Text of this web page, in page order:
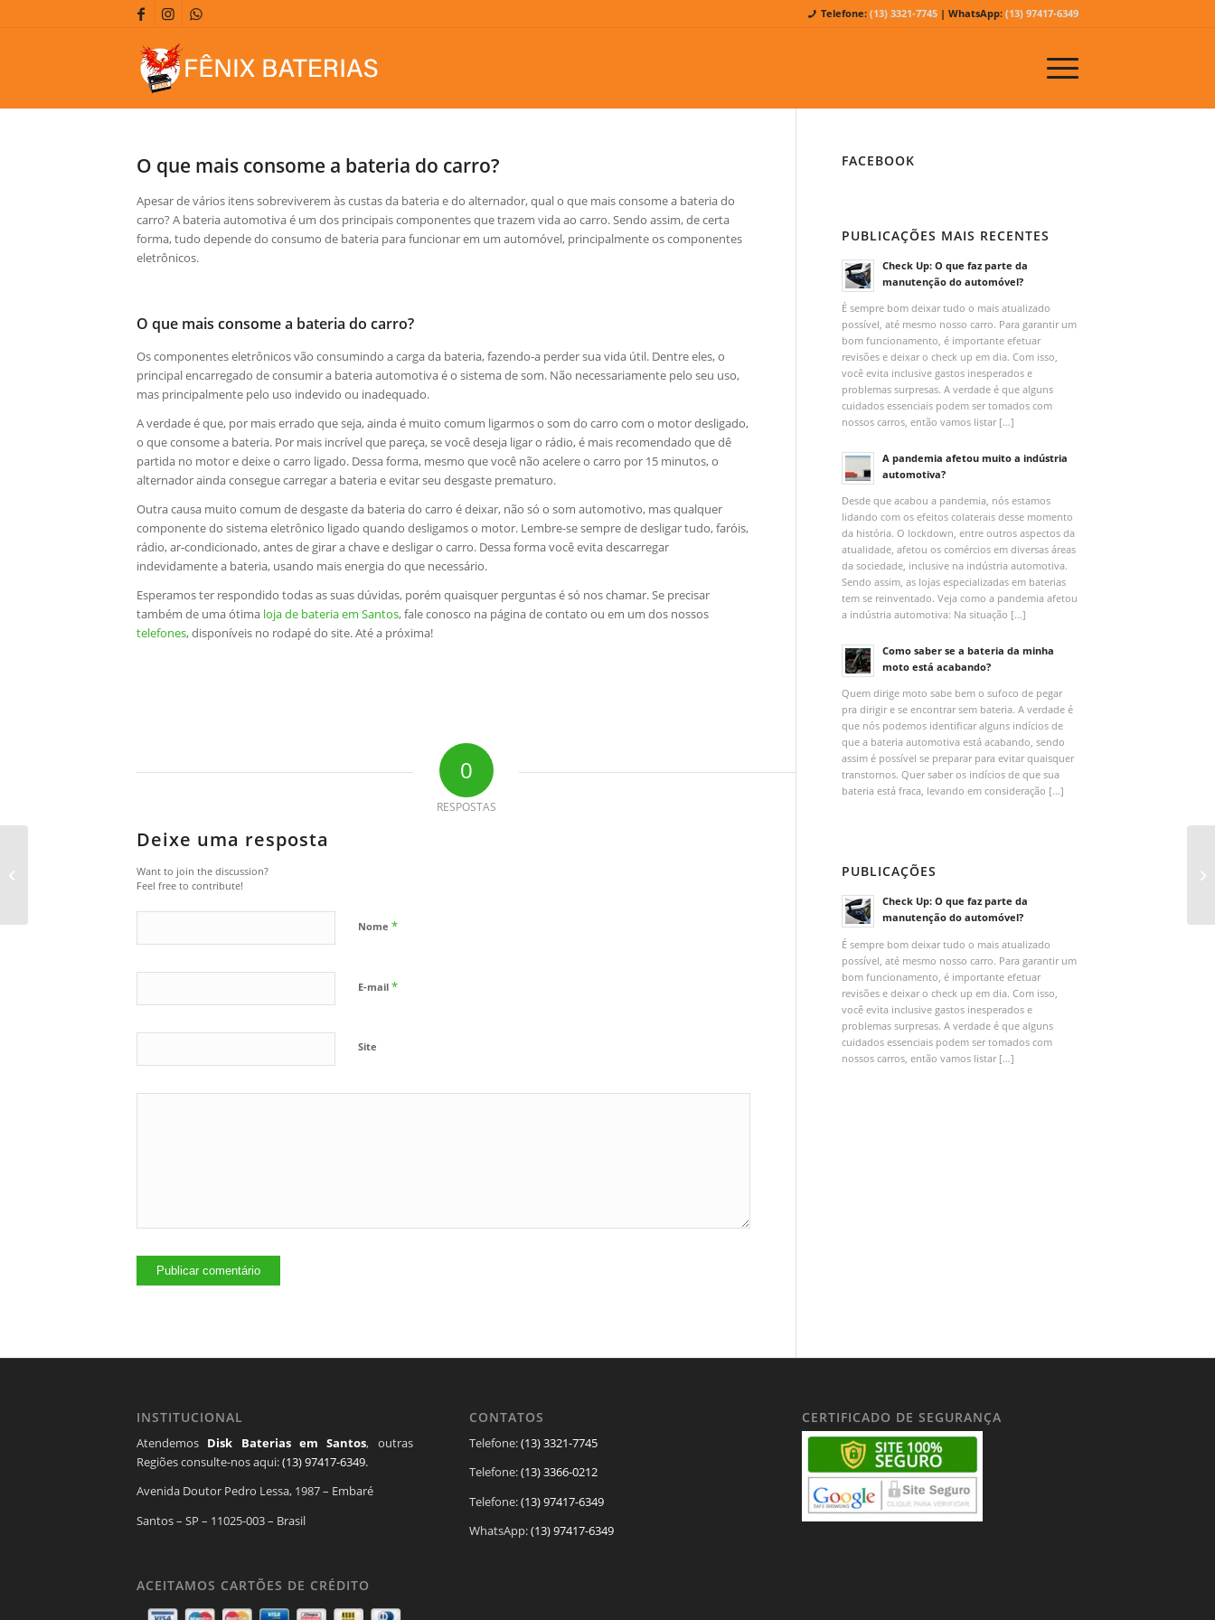
Telefone:(13) 3321-7745 | WhatsApp:(13) 97417-6349
O que mais consome a bateria do carro?
Apesar de vários itens sobreviverem às custas da bateria e do alternador, qual o que mais consome a bateria do
carro? A bateria automotiva é um dos principais componentes que trazem vida ao carro. Sendo assim, de certa
forma, tudo depende do consumo de bateria para funcionar em um automóvel, principalmente os componentes
eletrônicos.
O que mais consome a bateria do carro?
Os componentes eletrônicos vão consumindo a carga da bateria, fazendo-a perder sua vida útil. Dentre eles, o
principal encarregado de consumir a bateria automotiva é o sistema de som. Não necessariamente pelo seu uso,
mas principalmente pelo uso indevido ou inadequado.
A verdade é que, por mais errado que seja, ainda é muito comum ligarmos o som do carro com o motor desligado,
o que consome a bateria. Por mais incrível que pareça, se você deseja ligar o rádio, é mais recomendado que dê
partida no motor e deixe o carro ligado. Dessa forma, mesmo que você não acelere o carro por 15 minutos, o
alternador ainda consegue carregar a bateria e evitar seu desgaste prematuro.
Outra causa muito comum de desgaste da bateria do carro é deixar, não só o som automotivo, mas qualquer
componente do sistema eletrônico ligado quando desligamos o motor. Lembre-se sempre de desligar tudo, faróis,
rádio, ar-condicionado, antes de girar a chave e desligar o carro. Dessa forma você evita descarregar
indevidamente a bateria, usando mais energia do que necessário.
Esperamos ter respondido todas as suas dúvidas, porém quaisquer perguntas é só nos chamar. Se precisar
também de uma ótima loja de bateria em Santos, fale conosco na página de contato ou em um dos nossos
telefones, disponíveis no rodapé do site. Até a próxima!
0
RESPOSTAS
Deixe uma resposta
Want to join the discussion?
Feel free to contribute!
Nome *
E-mail *
Site
FACEBOOK
PUBLICAÇÕES MAIS RECENTES
Check Up: O que faz parte da
manutenção do automóvel?
É sempre bom deixar tudo o mais atualizado
possível, até mesmo nosso carro. Para garantir um
bom funcionamento, é importante efetuar
revisões e deixar o check up em dia. Com isso,
você evita inclusive gastos inesperados e
problemas surpresas. A verdade é que alguns
cuidados essenciais podem ser tomados com
nossos carros, então vamos listar […]
A pandemia afetou muito a indústria
automotiva?
Desde que acabou a pandemia, nós estamos
lidando com os efeitos colaterais desse momento
da história. O lockdown, entre outros aspectos da
atualidade, afetou os comércios em diversas áreas
da sociedade, inclusive na indústria automotiva.
Sendo assim, as lojas especializadas em baterias
tem se reinventado. Veja como a pandemia afetou
a indústria automotiva: Na situação […]
Como saber se a bateria da minha
moto está acabando?
Quem dirige moto sabe bem o sufoco de pegar
pra dirigir e se encontrar sem bateria. A verdade é
que nós podemos identificar alguns indícios de
que a bateria automotiva está acabando, sendo
assim é possível se preparar para evitar quaisquer
transtornos. Quer saber os indícios de que sua
bateria está fraca, levando em consideração […]
PUBLICAÇÕES
Check Up: O que faz parte da
manutenção do automóvel?
É sempre bom deixar tudo o mais atualizado
possível, até mesmo nosso carro. Para garantir um
bom funcionamento, é importante efetuar
revisões e deixar o check up em dia. Com isso,
você evita inclusive gastos inesperados e
problemas surpresas. A verdade é que alguns
cuidados essenciais podem ser tomados com
nossos carros, então vamos listar […]
INSTITUCIONAL
Atendemos Disk Baterias em Santos, outras
Regiões consulte-nos aqui:(13) 97417-6349.
Avenida Doutor Pedro Lessa, 1987 – Embaré
Santos – SP – 11025-003 – Brasil
ACEITAMOS CARTÕES DE CRÉDITO
CONTATOS
Telefone:(13) 3321-7745
Telefone:(13) 3366-0212
Telefone:(13) 97417-6349
WhatsApp:(13) 97417-6349
CERTIFICADO DE SEGURANÇA
vazamento de óleo?